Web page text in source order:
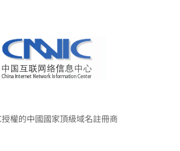
授權的中國國家頂級域名註冊商